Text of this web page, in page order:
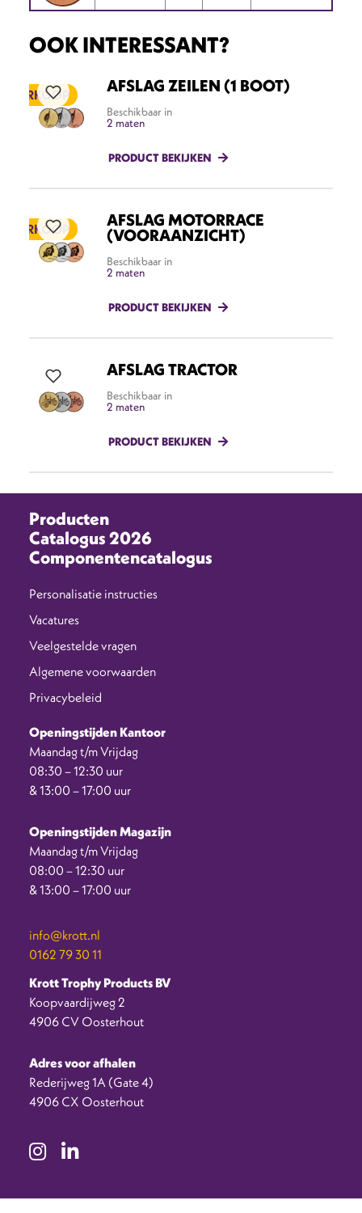
OOK INTERESSANT?
AFSLAG ZEILEN (1 BOOT)
Beschikbaar in
2 maten
PRODUCT BEKIJKEN
AFSLAG MOTORRACE
(VOORAANZICHT)
Beschikbaar in
2 maten
PRODUCT BEKIJKEN
AFSLAG TRACTOR
Beschikbaar in
2 maten
PRODUCT BEKIJKEN
Producten
Catalogus 2026
Componentencatalogus
Personalisatie instructies
Vacatures
Veelgestelde vragen
Algemene voorwaarden
Privacybeleid
Openingstijden Kantoor
Maandag t/m Vrijdag
08:30 – 12:30 uur
& 13:00 – 17:00 uur
Openingstijden Magazijn
Maandag t/m Vrijdag
08:00 – 12:30 uur
& 13:00 – 17:00 uur
info@krott.nl
0162 79 30 11
Krott Trophy Products BV
Koopvaardijweg 2
4906 CV Oosterhout
Adres voor afhalen
Rederijweg 1A (Gate 4)
4906 CX Oosterhout